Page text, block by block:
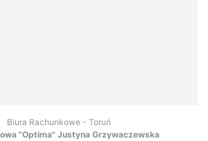
Biura Rachunkowe - Toruń
"Optima" Justyna Grzywaczewska